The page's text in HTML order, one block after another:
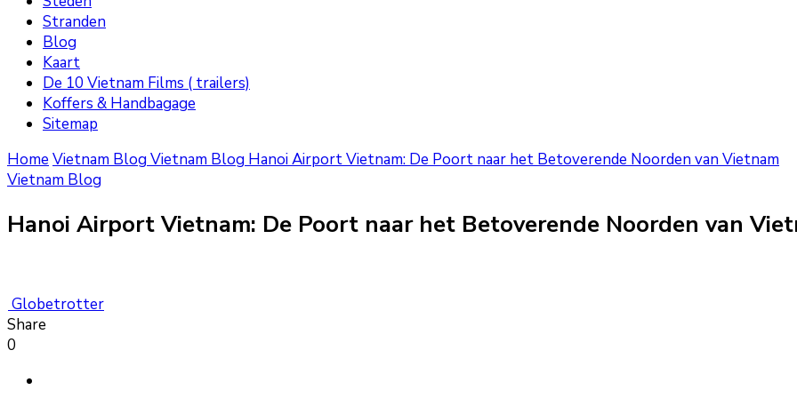
Stranden
Blog
Kaart
De 10 Vietnam Films ( trailers)
Koffers & Handbagage
Sitemap
Home Vietnam BlogVietnam Blog Hanoi Airport Vietnam: De Poort naar het Betoverende Noorden van Vietnam
Vietnam Blog
Hanoi Airport Vietnam: De Poort naar het Betoverende Noorden van
Globetrotter
Share
0